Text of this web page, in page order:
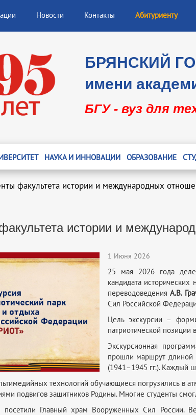
Новости Контакты Абитуриенту
БРЯНСКИЙ
имени
БГУ - вуз для
НАУКА И ИННОВАЦИИ ОБРАЗОВАНИЕ
факультета истории и международных
истории и
1 Июня 2026
25 мая 2026 года
кандидата исторических
переводоведенияА.В.
Сил Российской
Цель экскурсии –
патриотической
Экскурсионная
прошли маршрут длиной
(1941–1945 гг.). Каждый
технологий обучающиеся погрузились в
подвигов защитников Родины. Многие студенты
Главный храм Вооруженных Сил России.